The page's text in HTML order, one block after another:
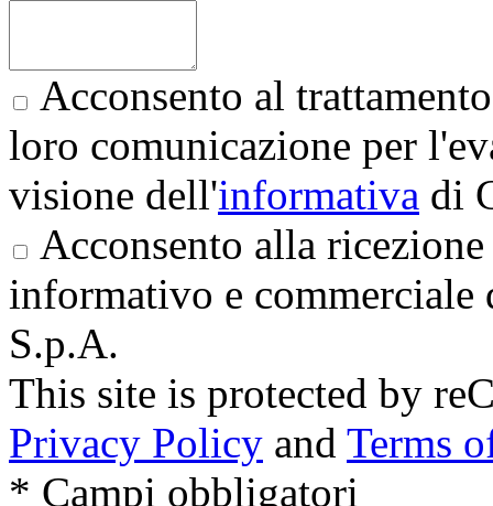
Acconsento al
loro comunicazione per
visione dell'informativa di
Acconsento alla
informativo e
S.p.A.
This site is protected by
Privacy Policy and Terms
* Campi obbligatori